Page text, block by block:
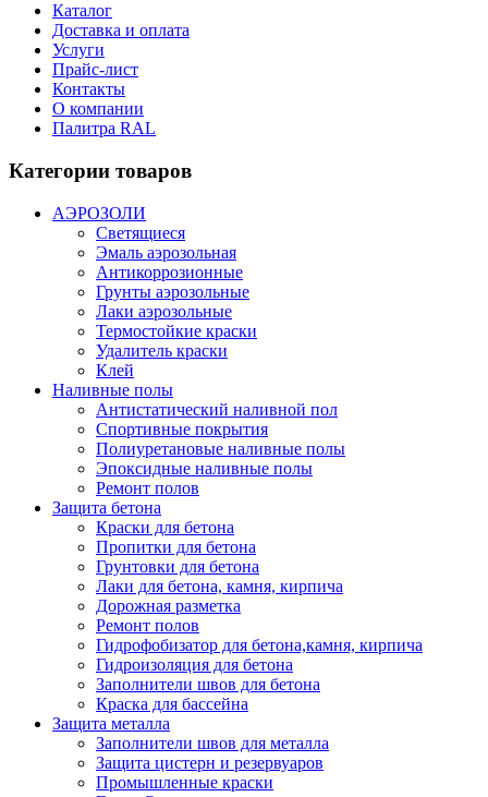
Каталог
Доставка и оплата
Услуги
Прайс-лист
Контакты
О компании
Палитра RAL
Категории товаров
АЭРОЗОЛИ
Светящиеся
Эмаль аэрозольная
Антикоррозионные
Грунты аэрозольные
Лаки аэрозольные
Термостойкие краски
Удалитель краски
Клей
Наливные полы
Антистатический наливной пол
Спортивные покрытия
Полиуретановые наливные полы
Эпоксидные наливные полы
Ремонт полов
Защита бетона
Краски для бетона
Пропитки для бетона
Грунтовки для бетона
Лаки для бетона, камня, кирпича
Дорожная разметка
Ремонт полов
Гидрофобизатор для бетона,камня, кирпича
Гидроизоляция для бетона
Заполнители швов для бетона
Краска для бассейна
Защита металла
Заполнители швов для металла
Защита цистерн и резервуаров
Промышленные краски